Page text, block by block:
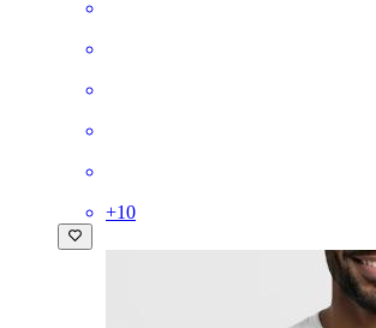
+10